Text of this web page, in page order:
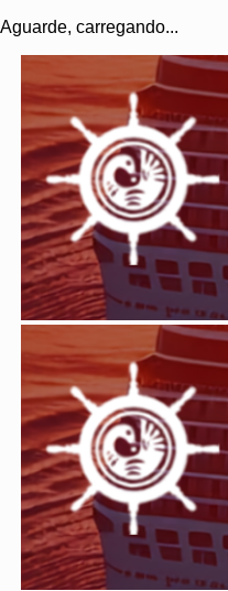
Aguarde, carregando...